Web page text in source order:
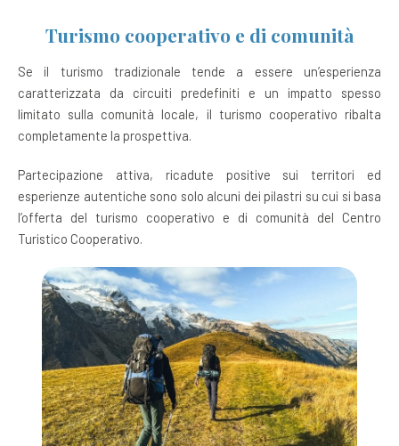
Turismo cooperativo e di comunità
Se il turismo tradizionale tende a essere un’esperienza
caratterizzata da circuiti predefiniti e un impatto spesso
limitato sulla comunità locale, il turismo cooperativo ribalta
completamente la prospettiva.
Partecipazione attiva, ricadute positive sui territori ed
esperienze autentiche sono solo alcuni dei pilastri su cui si basa
l’offerta del turismo cooperativo e di comunità del Centro
Turistico Cooperativo.